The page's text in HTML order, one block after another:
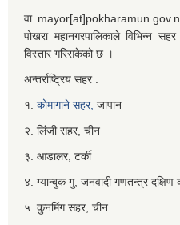
वा
पोखरा महानगरपालिकाले विभिन्न
विस्तार गरिसकेको छ ।
अन्तर्राष्ट्रिय सहर :
१. कोमागाने सहर, जापान
२. लिंजी सहर, चीन
३. आडालर, टर्की
४. ग्यान्बुक गु, जनवादी गणतन्त्र दक्षिण
५. कुनमिंग सहर, चीन